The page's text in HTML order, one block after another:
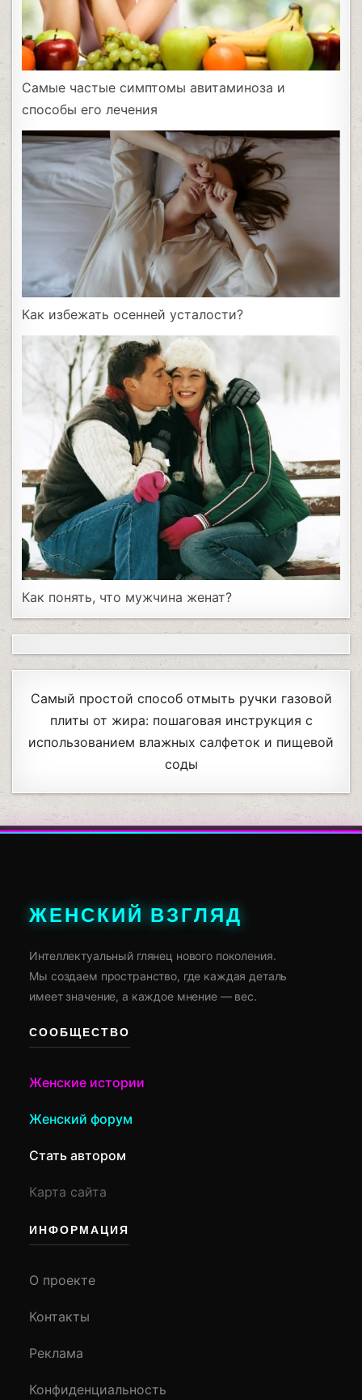
Самые частые симптомы авитаминоза и
способы его лечения
Как избежать осенней усталости?
Как понять, что мужчина женат?
Самый простой способ отмыть ручки газовой
плиты от жира: пошаговая инструкция с
использованием влажных салфеток и пищевой
соды
ЖЕНСКИЙ ВЗГЛЯД
Интеллектуальный глянец нового поколения.
Мы создаем пространство, где каждая деталь
имеет значение, а каждое мнение — вес.
СООБЩЕСТВО
Женские истории
Женский форум
Стать автором
Карта сайта
ИНФОРМАЦИЯ
О проекте
Контакты
Реклама
Конфиденциальность